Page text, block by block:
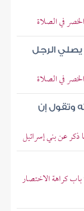
في الصلاة
يصلي الرجل
في الصلاة
وتقول إن
عن بني إسرائيل
كراهة الاختصار